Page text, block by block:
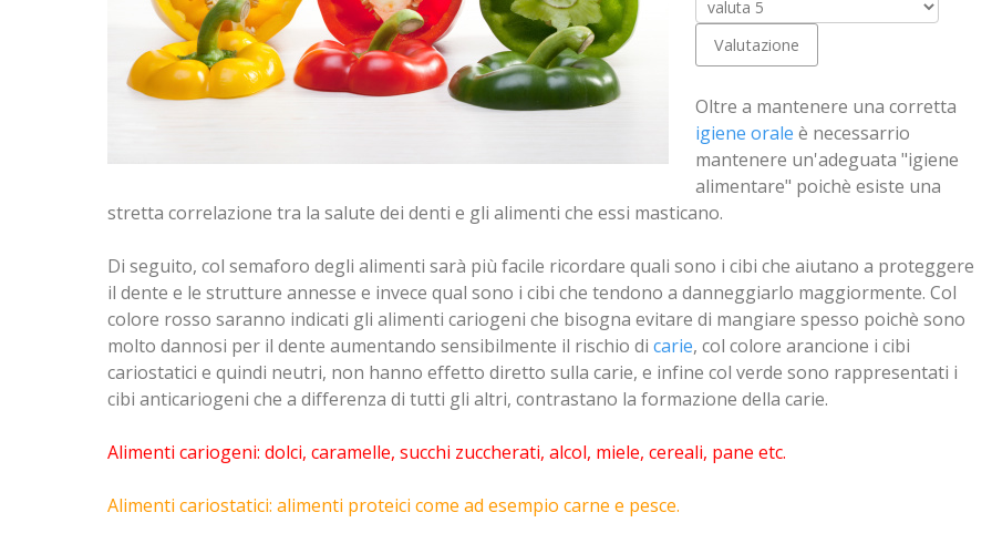
Oltre a mantenere una corretta
igiene orale è necessarrio
mantenere un'adeguata "igiene
alimentare" poichè esiste una
stretta correlazione tra la salute dei denti e gli alimenti che essi masticano.
Di seguito, col semaforo degli alimenti sarà più facile ricordare quali sono i cibi che aiutano a proteggere
il dente e le strutture annesse e invece qual sono i cibi che tendono a danneggiarlo maggiormente. Col
colore rosso saranno indicati gli alimenti cariogeni che bisogna evitare di mangiare spesso poichè sono
molto dannosi per il dente aumentando sensibilmente il rischio di carie, col colore arancione i cibi
cariostatici e quindi neutri, non hanno effetto diretto sulla carie, e infine col verde sono rappresentati i
cibi anticariogeni che a differenza di tutti gli altri, contrastano la formazione della carie.
Alimenti cariogeni: dolci, caramelle, succhi zuccherati, alcol, miele, cereali, pane etc.
Alimenti cariostatici: alimenti proteici come ad esempio carne e pesce.